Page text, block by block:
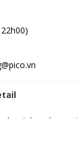
Thủy, số 173,